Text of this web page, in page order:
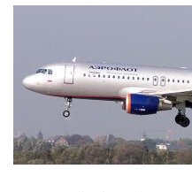
KÖZLEKEDÉSFEJLESZTÉS
ELLÁTÁSI LÁNC
ZÖLDÚT
HAJÓZÁS